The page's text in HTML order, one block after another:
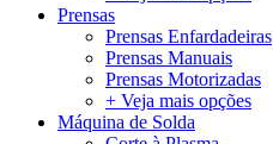
Prensas
Prensas Enfardadeiras
Prensas Manuais
Prensas Motorizadas
+ Veja mais opções
Máquina de Solda